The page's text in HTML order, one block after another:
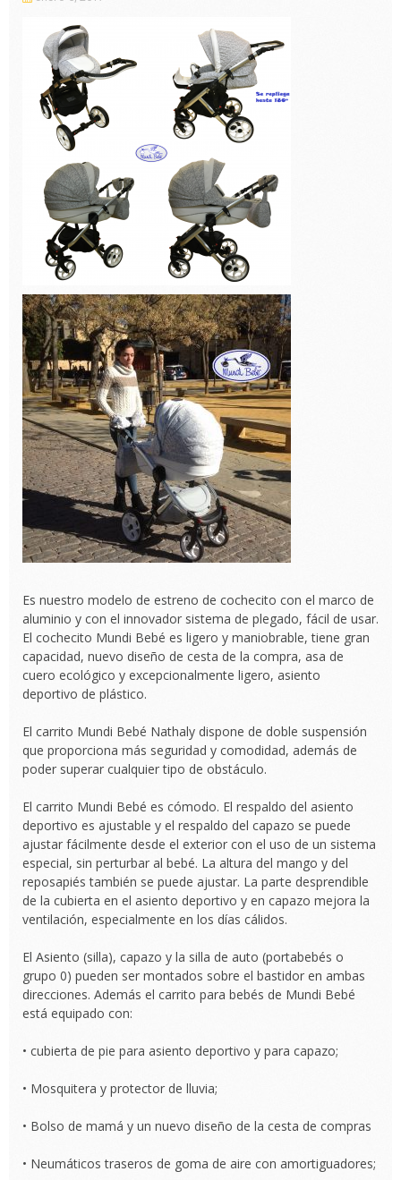
Es nuestro modelo de estreno de cochecito con el marco de
aluminio y con el innovador sistema de plegado, fácil de usar.
El cochecito Mundi Bebé es ligero y maniobrable, tiene gran
capacidad, nuevo diseño de cesta de la compra, asa de
cuero ecológico y excepcionalmente ligero, asiento
deportivo de plástico.
El carrito Mundi Bebé Nathaly dispone de doble suspensión
que proporciona más seguridad y comodidad, además de
poder superar cualquier tipo de obstáculo.
El carrito Mundi Bebé es cómodo. El respaldo del asiento
deportivo es ajustable y el respaldo del capazo se puede
ajustar fácilmente desde el exterior con el uso de un sistema
especial, sin perturbar al bebé. La altura del mango y del
reposapiés también se puede ajustar. La parte desprendible
de la cubierta en el asiento deportivo y en capazo mejora la
ventilación, especialmente en los días cálidos.
El Asiento (silla), capazo y la silla de auto (portabebés o
grupo 0) pueden ser montados sobre el bastidor en ambas
direcciones. Además el carrito para bebés de Mundi Bebé
está equipado con:
• cubierta de pie para asiento deportivo y para capazo;
• Mosquitera y protector de lluvia;
• Bolso de mamá y un nuevo diseño de la cesta de compras
• Neumáticos traseros de goma de aire con amortiguadores;